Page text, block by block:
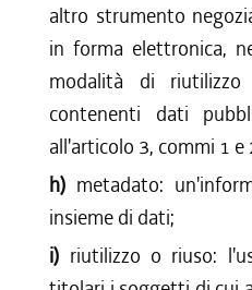
altro strumento
in forma elettronica,
modalità di
contenenti dati
all'articolo 3, commi 1 e
h) metadato:
insieme di dati;
i) riutilizzo o riuso: